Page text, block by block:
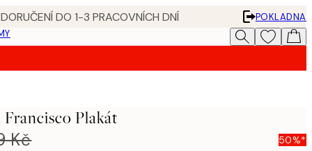
DO 1-3 PRACOVNÍCH DNÍ
POKLADNA
Francisco Plakát
Kč 50%*